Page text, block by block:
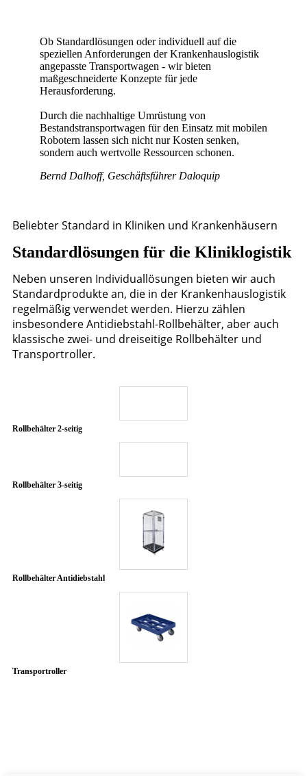
Ob Standardlösungen oder individuell auf die
speziellen Anforderungen der Krankenhauslogistik
angepasste Transportwagen - wir bieten
maßgeschneiderte Konzepte für jede
Herausforderung.
Durch die nachhaltige Umrüstung von
Bestandstransportwagen für den Einsatz mit mobilen
Robotern lassen sich nicht nur Kosten senken,
sondern auch wertvolle Ressourcen schonen.
Bernd Dalhoff, Geschäftsführer Daloquip
Beliebter Standard in Kliniken und Krankenhäusern
Standardlösungen für die Kliniklogistik
Neben unseren Individuallösungen bieten wir auch
Standardprodukte an, die in der Krankenhauslogistik
regelmäßig verwendet werden. Hierzu zählen
insbesondere Antidiebstahl-Rollbehälter, aber auch
klassische zwei- und dreiseitige Rollbehälter und
Transportroller.
Rollbehälter 2-seitig
Rollbehälter 3-seitig
Rollbehälter Antidiebstahl
Transportroller